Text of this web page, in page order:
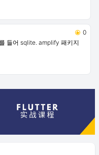
0
들어 sqlite. amplify 패키지